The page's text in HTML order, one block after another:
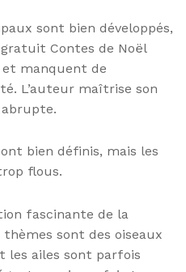
sont bien développés,
Contes de Noël
manquent de
L’auteur maîtrise son
bien définis, mais les
flous.
fascinante de la
sont des oiseaux
les ailes sont parfois